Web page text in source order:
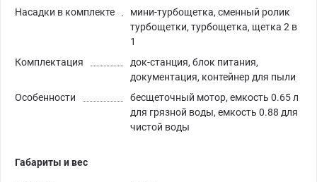
Насадки в комплекте
мини-турбощетка, сменный ролик
турбощетки, турбощетка, щетка 2 в
1
Комплектация
док-станция, блок питания,
документация, контейнер для пыли
Особенности
бесщеточный мотор, емкость 0.65 л
для грязной воды, емкость 0.88 для
чистой воды
Габариты и вес